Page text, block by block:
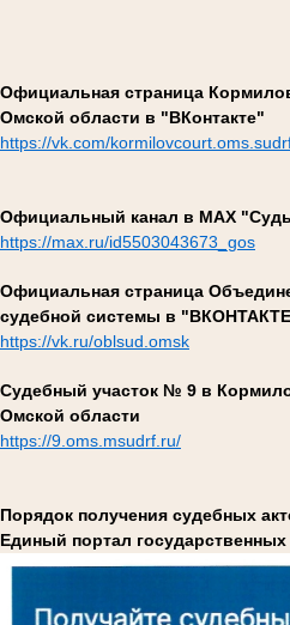
Официальная страница
Омской области в "ВКонтакте"
https://vk.com/
Официальный канал в МАХ
https://max.ru/id5503043673_gos
Официальная страница
судебной системы в
https://vk.ru/oblsud.omsk
Судебный участок № 9 в
Омской области
https://9.oms.msudrf.ru/
Порядок получения судебных
Единый портал государственных